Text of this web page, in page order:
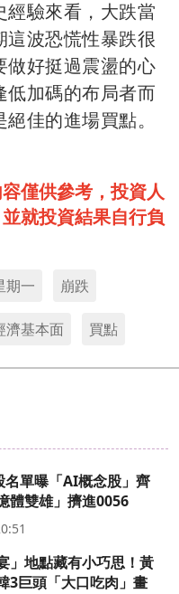
驗來看，大跌當
這波恐慌性暴跌很
做好挺過震盪的心
加碼的布局者而
佳的進場買點。
僅供參考，投資人
就投資結果自行負
期一 崩跌
濟基本面 買點
名單曝「AI概念股」齊
體雙雄」擠進0056
」地點藏有小巧思！黃
3巨頭「大口吃肉」畫